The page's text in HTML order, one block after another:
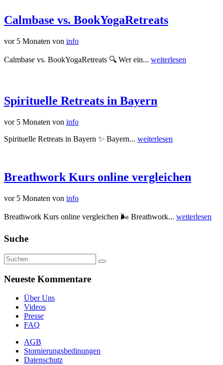
Calmbase vs. BookYogaRetreats
vor 5 Monaten von info
Calmbase vs. BookYogaRetreats 🔍 Wer ein... weiterlesen
Spirituelle Retreats in Bayern
vor 5 Monaten von info
Spirituelle Retreats in Bayern ✨ Bayern... weiterlesen
Breathwork Kurs online vergleichen
vor 5 Monaten von info
Breathwork Kurs online vergleichen 🌬️ Breathwork... weiterlesen
Suche
Neueste Kommentare
Über Uns
Videos
Presse
FAQ
AGB
Stornierungsbedinungen
Datenschutz